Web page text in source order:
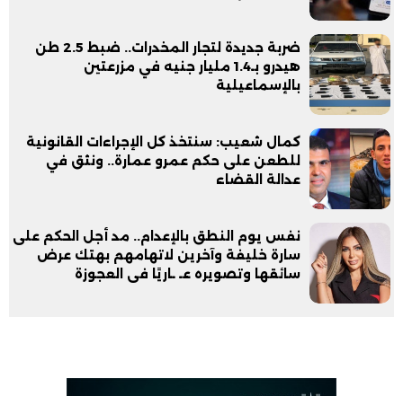
ضربة جديدة لتجار المخدرات.. ضبط 2.5 طن
هيدرو بـ1.4 مليار جنيه في مزرعتين
بالإسماعيلية
كمال شعيب: سنتخذ كل الإجراءات القانونية
للطعن على حكم عمرو عمارة.. ونثق في
عدالة القضاء
نفس يوم النطق بالإعدام.. مد أجل الحكم على
سارة خليفة وآخرين لاتهامهم بهتك عرض
سائقها وتصويره عـ ـاريًا فى العجوزة